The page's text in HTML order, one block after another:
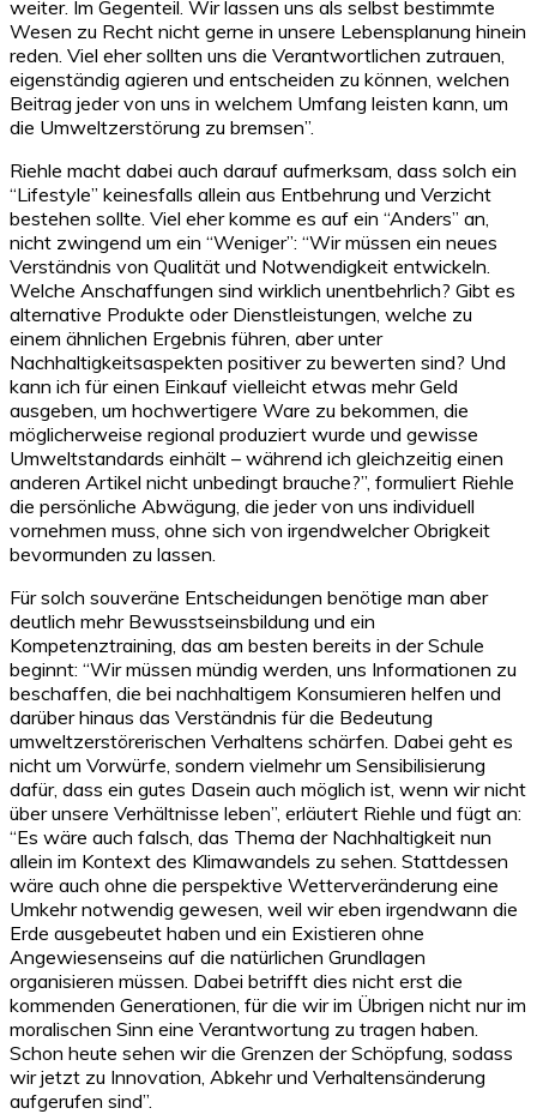
weiter. Im Gegenteil. Wir lassen uns als selbst bestimmte
Wesen zu Recht nicht gerne in unsere Lebensplanung hinein
reden. Viel eher sollten uns die Verantwortlichen zutrauen,
eigenständig agieren und entscheiden zu können, welchen
Beitrag jeder von uns in welchem Umfang leisten kann, um
die Umweltzerstörung zu bremsen”.
Riehle macht dabei auch darauf aufmerksam, dass solch ein
“Lifestyle” keinesfalls allein aus Entbehrung und Verzicht
bestehen sollte. Viel eher komme es auf ein “Anders” an,
nicht zwingend um ein “Weniger”: “Wir müssen ein neues
Verständnis von Qualität und Notwendigkeit entwickeln.
Welche Anschaffungen sind wirklich unentbehrlich? Gibt es
alternative Produkte oder Dienstleistungen, welche zu
einem ähnlichen Ergebnis führen, aber unter
Nachhaltigkeitsaspekten positiver zu bewerten sind? Und
kann ich für einen Einkauf vielleicht etwas mehr Geld
ausgeben, um hochwertigere Ware zu bekommen, die
möglicherweise regional produziert wurde und gewisse
Umweltstandards einhält – während ich gleichzeitig einen
anderen Artikel nicht unbedingt brauche?”, formuliert Riehle
die persönliche Abwägung, die jeder von uns individuell
vornehmen muss, ohne sich von irgendwelcher Obrigkeit
bevormunden zu lassen.
Für solch souveräne Entscheidungen benötige man aber
deutlich mehr Bewusstseinsbildung und ein
Kompetenztraining, das am besten bereits in der Schule
beginnt: “Wir müssen mündig werden, uns Informationen zu
beschaffen, die bei nachhaltigem Konsumieren helfen und
darüber hinaus das Verständnis für die Bedeutung
umweltzerstörerischen Verhaltens schärfen. Dabei geht es
nicht um Vorwürfe, sondern vielmehr um Sensibilisierung
dafür, dass ein gutes Dasein auch möglich ist, wenn wir nicht
über unsere Verhältnisse leben”, erläutert Riehle und fügt an:
“Es wäre auch falsch, das Thema der Nachhaltigkeit nun
allein im Kontext des Klimawandels zu sehen. Stattdessen
wäre auch ohne die perspektive Wetterveränderung eine
Umkehr notwendig gewesen, weil wir eben irgendwann die
Erde ausgebeutet haben und ein Existieren ohne
Angewiesenseins auf die natürlichen Grundlagen
organisieren müssen. Dabei betrifft dies nicht erst die
kommenden Generationen, für die wir im Übrigen nicht nur im
moralischen Sinn eine Verantwortung zu tragen haben.
Schon heute sehen wir die Grenzen der Schöpfung, sodass
wir jetzt zu Innovation, Abkehr und Verhaltensänderung
aufgerufen sind”.